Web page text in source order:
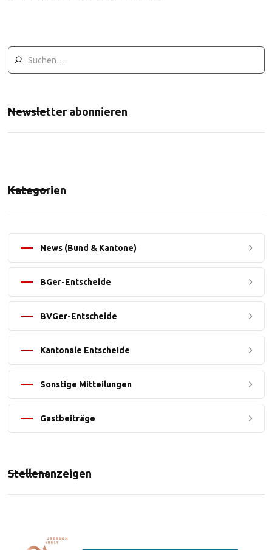
Newsletter abonnieren
Kategorien
News (Bund & Kantone)
BGer-Entscheide
BVGer-Entscheide
Kantonale Entscheide
Sonstige Mitteilungen
Gastbeiträge
Stellenanzeigen